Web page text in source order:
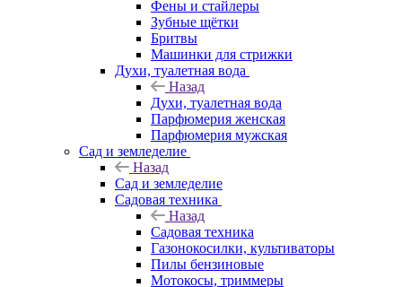
Фены и стайлеры
Зубные щётки
Бритвы
Машинки для стрижки
Духи, туалетная вода
Назад
Духи, туалетная вода
Парфюмерия женская
Парфюмерия мужская
Сад и земледелие
Назад
Сад и земледелие
Садовая техника
Назад
Садовая техника
Газонокосилки, культиваторы
Пилы бензиновые
Мотокосы, триммеры